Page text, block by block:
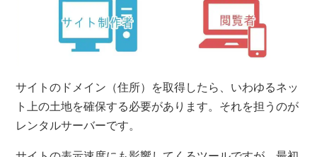
サイトのドメイン（住所）を取得したら、いわゆるネッ
ト上の土地を確保する必要があります。それを担うのが
レンタルサーバーです。